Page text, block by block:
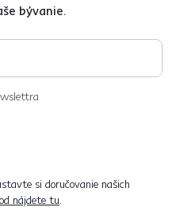
bývanie.
si doručovanie našich
nájdete tu.